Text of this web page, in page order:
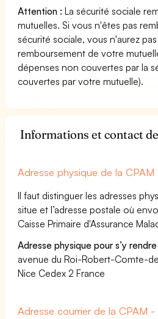
Attention : La sécurité sociale
mutuelles. Si vous n'êtes pas
sécurité sociale, vous n'aurez
remboursement de votre
dépenses non couvertes par la
couvertes par votre mutuelle).
Informations et contact
Adresse physique de la CPAM
Il faut distinguer les adresses
situe et l’adresse postale où
Caisse Primaire d'Assurance
Adresse physique pour s’y
avenue du Roi-Robert-Comte-
Nice Cedex 2 France
Adresse courrier de la CPAM -